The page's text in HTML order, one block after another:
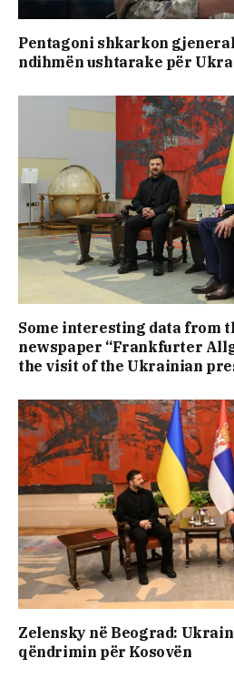
Pentagoni shkarkon
ndihmën ushtarake për
Some interesting data from
newspaper “Frankfurter
the visit of the Ukrainian
Zelensky në Beograd:
qëndrimin për Kosovën